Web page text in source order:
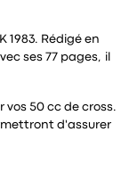
1983. Rédigé en
ses 77 pages, il
50 cc de cross.
d'assurer